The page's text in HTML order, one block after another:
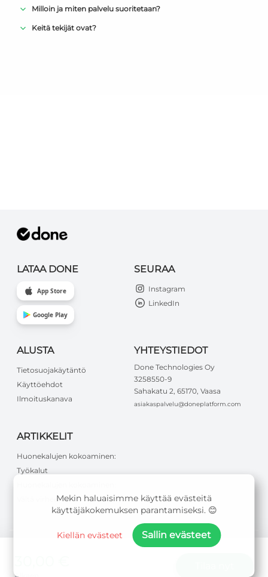
Milloin ja miten palvelu suoritetaan?
Keitä tekijät ovat?
LATAA DONE
App Store
Google Play
SEURAA
Instagram
LinkedIn
ALUSTA
Tietosuojakäytäntö
Käyttöehdot
Ilmoituskanava
YHTEYSTIEDOT
Done Technologies Oy
3258550-9
Sahakatu 2, 65170, Vaasa
asiakaspalvelu@doneplatform.com
ARTIKKELIT
Huonekalujen kokoaminen:
Työkalut
Vältä virheetMekin haluaisimme käyttää evästeitä
käyttäjäkokemuksen parantamiseksi. 😊
Kiellän evästeet Sallin evästeet